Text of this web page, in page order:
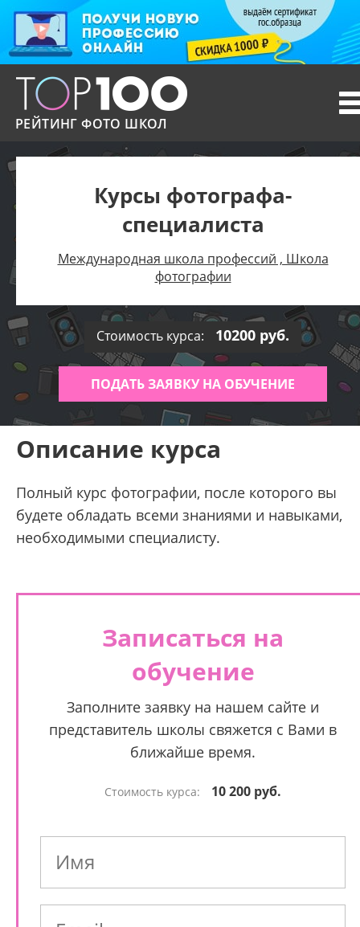
РЕЙТИНГ ФОТО ШКОЛ
Курсы фотографа-
специалиста
Международная школа профессий , Школа
фотографии
Стоимость курса: 10200 руб.
ПОДАТЬ ЗАЯВКУ НА ОБУЧЕНИЕ
Описание курса
Полный курс фотографии, после которого вы
будете обладать всеми знаниями и навыками,
необходимыми специалисту.
Записаться на
обучение
Заполните заявку на нашем сайте и
представитель школы свяжется с Вами в
ближайше время.
Стоимость курса: 10 200 руб.